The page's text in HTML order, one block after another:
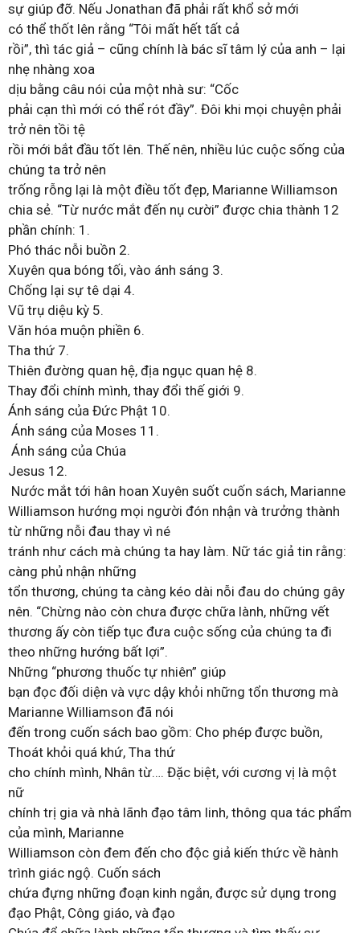
sự giúp đỡ. Nếu Jonathan đã phải rất khổ sở mới
có thể thốt lên rằng “Tôi mất hết tất cả
rồi”, thì tác giả – cũng chính là bác sĩ tâm lý của anh – lại
nhẹ nhàng xoa
dịu bằng câu nói của một nhà sư: “Cốc
phải cạn thì mới có thể rót đầy”. Đôi khi mọi chuyện phải
trở nên tồi tệ
rồi mới bắt đầu tốt lên. Thế nên, nhiều lúc cuộc sống của
chúng ta trở nên
trống rỗng lại là một điều tốt đẹp, Marianne Williamson
chia sẻ. “Từ nước mắt đến nụ cười” được chia thành 12
phần chính: 1.
Phó thác nỗi buồn 2.
Xuyên qua bóng tối, vào ánh sáng 3.
Chống lại sự tê dại 4.
Vũ trụ diệu kỳ 5.
Văn hóa muộn phiền 6.
Tha thứ 7.
Thiên đường quan hệ, địa ngục quan hệ 8.
Thay đổi chính mình, thay đổi thế giới 9.
Ánh sáng của Đức Phật 10.
Ánh sáng của Moses 11.
Ánh sáng của Chúa
Jesus 12.
Nước mắt tới hân hoan Xuyên suốt cuốn sách, Marianne
Williamson hướng mọi người đón nhận và trưởng thành
từ những nỗi đau thay vì né
tránh như cách mà chúng ta hay làm. Nữ tác giả tin rằng:
càng phủ nhận những
tổn thương, chúng ta càng kéo dài nỗi đau do chúng gây
nên. “Chừng nào còn chưa được chữa lành, những vết
thương ấy còn tiếp tục đưa cuộc sống của chúng ta đi
theo những hướng bất lợi”.
Những “phương thuốc tự nhiên” giúp
bạn đọc đối diện và vực dậy khỏi những tổn thương mà
Marianne Williamson đã nói
đến trong cuốn sách bao gồm: Cho phép được buồn,
Thoát khỏi quá khứ, Tha thứ
cho chính mình, Nhân từ…. Đặc biệt, với cương vị là một
nữ
chính trị gia và nhà lãnh đạo tâm linh, thông qua tác phẩm
của mình, Marianne
Williamson còn đem đến cho độc giả kiến thức về hành
trình giác ngộ. Cuốn sách
chứa đựng những đoạn kinh ngắn, được sử dụng trong
đạo Phật, Công giáo, và đạo